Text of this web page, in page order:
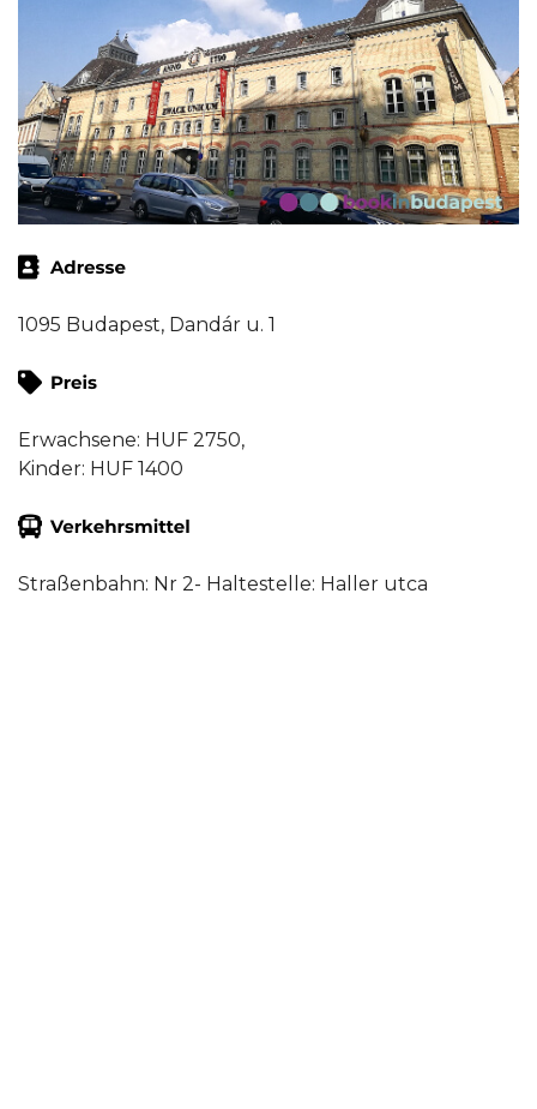
1095 Budapest, Dandár u. 1
Erwachsene: HUF 2750,
Kinder: HUF 1400
Straßenbahn: Nr 2- Haltestelle: Haller utca